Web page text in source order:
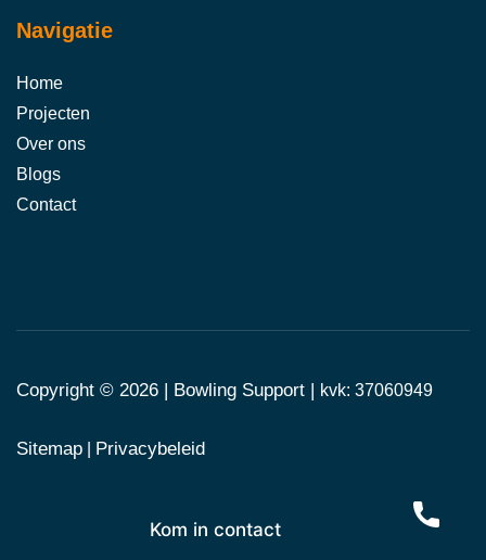
Kom in contact
Navigatie
Home
Projecten
Over ons
Blogs
Contact
Copyright © 2026 | Bowling Support | kvk: 37060949
Sitemap Privacybeleid